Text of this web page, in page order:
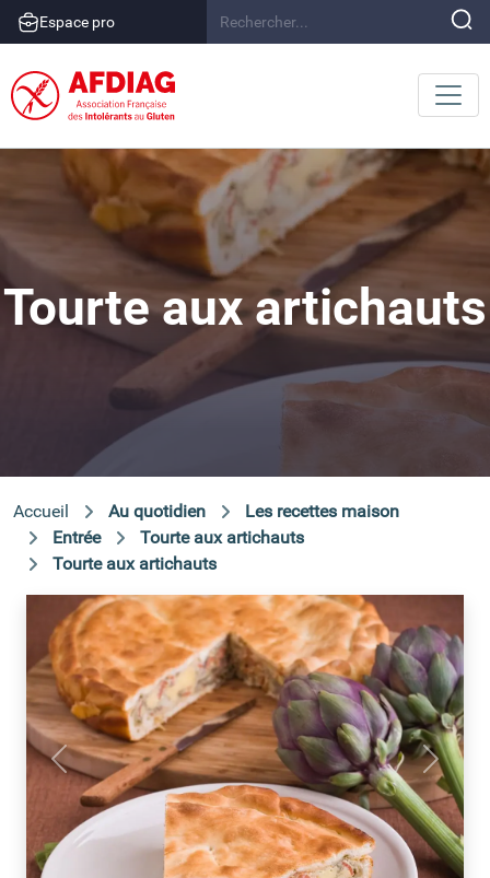
Espace pro
Tourte aux artichauts
Accueil Au quotidien
Les recettes maison
Entrée
Tourte aux artichauts
Tourte aux artichauts
Précédent Suivant